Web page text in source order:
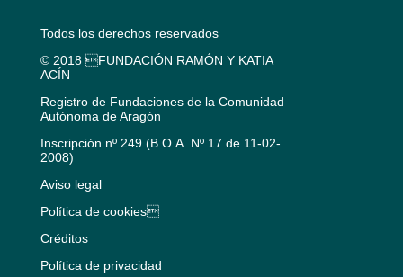
Todos los derechos reservados
© 2018 FUNDACIÓN RAMÓN Y KATIA
ACÍN
Registro de Fundaciones de la Comunidad
Autónoma de Aragón
Inscripción nº 249 (B.O.A. Nº 17 de 11-02-
2008)
Aviso legal
Política de cookies
Créditos
Política de privacidad